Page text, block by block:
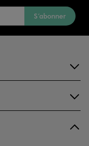
S’abonner